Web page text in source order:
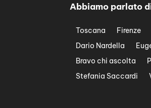
Abbiamo parlato
Toscana Firenze
Dario Nardella
Bravo chi ascolta
Stefania Saccardi